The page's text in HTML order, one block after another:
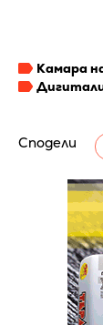
Сподели
Камара